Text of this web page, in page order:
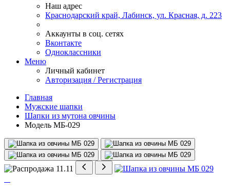
Наш адрес
Краснодарский край, Лабинск, ул. Красная, д. 223
Аккаунты в соц. сетях
Вконтакте
Одноклассники
Меню
Личный кабинет
Авторизация / Регистрация
Главная
Мужские шапки
Шапки из мутона овчины
Модель МБ-029